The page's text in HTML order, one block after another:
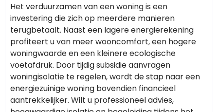
Het verduurzamen van een woning is een
investering die zich op meerdere manieren
terugbetaalt. Naast een lagere energierekening
profiteert u van meer wooncomfort, een hogere
woningwaarde en een kleinere ecologische
voetafdruk. Door tijdig subsidie aanvragen
woningisolatie te regelen, wordt de stap naar een
energiezuinige woning bovendien financieel
aantrekkelijker. Wilt u professioneel advies,